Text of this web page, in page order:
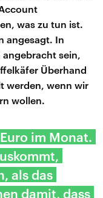
was zu tun ist.
angesagt. In
sein,
Überhand
werden, wenn wir
wollen.
im Monat.
als das
damit, dass